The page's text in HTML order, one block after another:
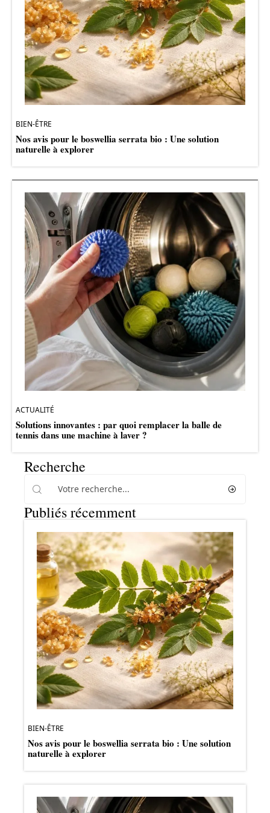
BIEN-ÊTRE
Nos avis pour le boswellia serrata bio : Une solution
naturelle à explorer
ACTUALITÉ
Solutions innovantes : par quoi remplacer la balle de
tennis dans une machine à laver ?
Recherche
Publiés récemment
BIEN-ÊTRE
Nos avis pour le boswellia serrata bio : Une solution
naturelle à explorer